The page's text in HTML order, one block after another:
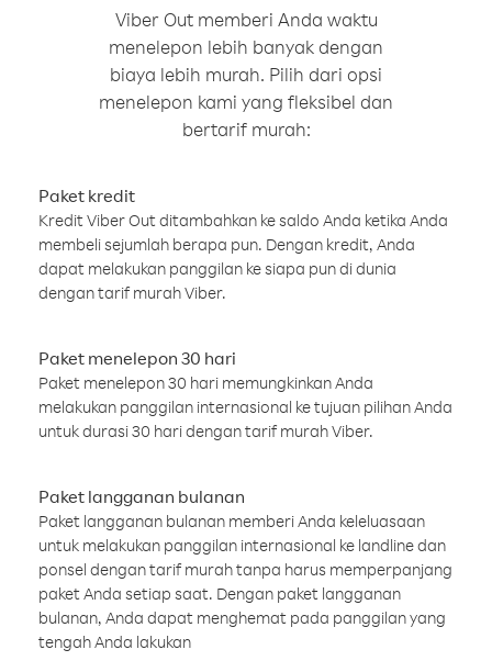
Viber Out memberi Anda waktu
menelepon lebih banyak dengan
biaya lebih murah. Pilih dari opsi
menelepon kami yang fleksibel dan
bertarif murah:
Paket kredit
Kredit Viber Out ditambahkan ke saldo Anda ketika Anda
membeli sejumlah berapa pun. Dengan kredit, Anda
dapat melakukan panggilan ke siapa pun di dunia
dengan tarif murah Viber.
Paket menelepon 30 hari
Paket menelepon 30 hari memungkinkan Anda
melakukan panggilan internasional ke tujuan pilihan Anda
untuk durasi 30 hari dengan tarif murah Viber.
Paket langganan bulanan
Paket langganan bulanan memberi Anda keleluasaan
untuk melakukan panggilan internasional ke landline dan
ponsel dengan tarif murah tanpa harus memperpanjang
paket Anda setiap saat. Dengan paket langganan
bulanan, Anda dapat menghemat pada panggilan yang
tengah Anda lakukan